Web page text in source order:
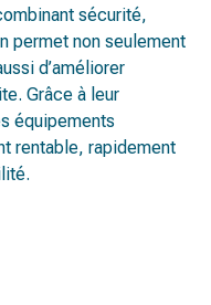
sécurité,
permet non seulement
d’améliorer
Grâce à leur
équipements
rentable, rapidement